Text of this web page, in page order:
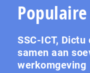
SSC-ICT, Dictu
samen aan
werkomgeving